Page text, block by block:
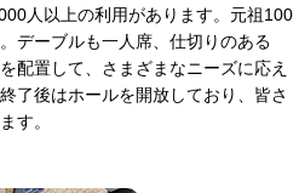
人以上の利用があります。元祖100
デーブルも一人席、仕切りのある
配置して、さまざまなニーズに応え
了後はホールを開放しており、皆さ
す。